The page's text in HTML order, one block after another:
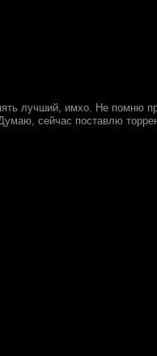
лучший, имхо. Не помню
сейчас поставлю